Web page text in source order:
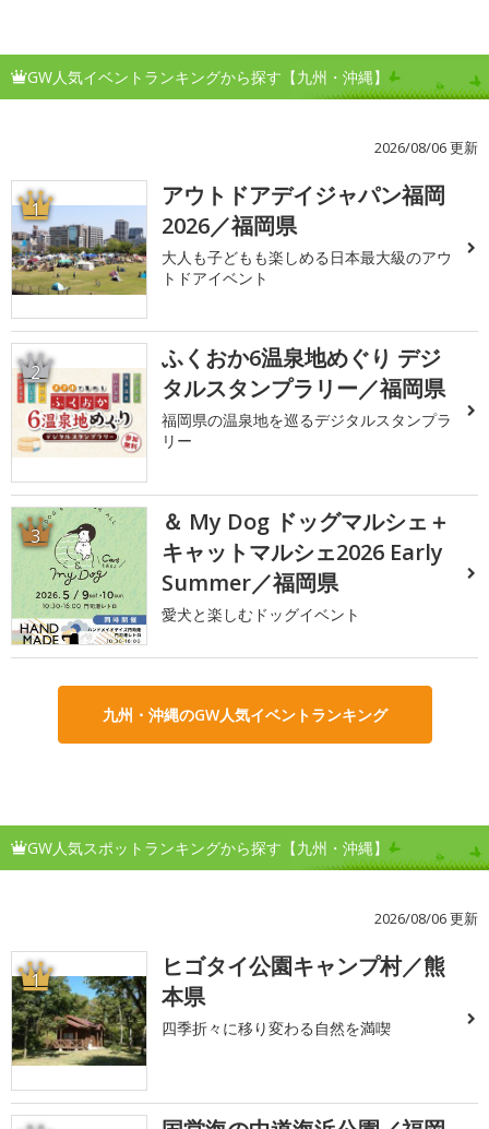
GW人気イベントランキングから探す【九州・沖縄】
2026/08/06 更新
1
アウトドアデイジャパン福岡
2026／福岡県
大人も子どもも楽しめる日本最大級のアウ
トドアイベント
2
ふくおか6温泉地めぐり デジ
タルスタンプラリー／福岡県
福岡県の温泉地を巡るデジタルスタンプラ
リー
3
＆ My Dog ドッグマルシェ＋
キャットマルシェ2026 Early
Summer／福岡県
愛犬と楽しむドッグイベント
九州・沖縄のGW人気イベントランキング
GW人気スポットランキングから探す【九州・沖縄】
2026/08/06 更新
1
ヒゴタイ公園キャンプ村／熊
本県
四季折々に移り変わる自然を満喫